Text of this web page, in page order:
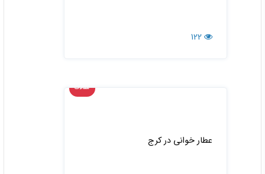
مقالات
عطار خوانی در کرج